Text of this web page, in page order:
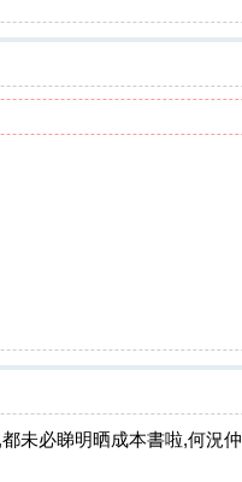
未必睇明晒成本書啦,何況